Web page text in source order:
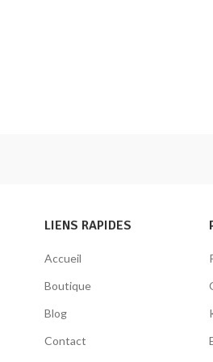
LIENS RAPIDES
Accueil
Boutique
Blog
Contact